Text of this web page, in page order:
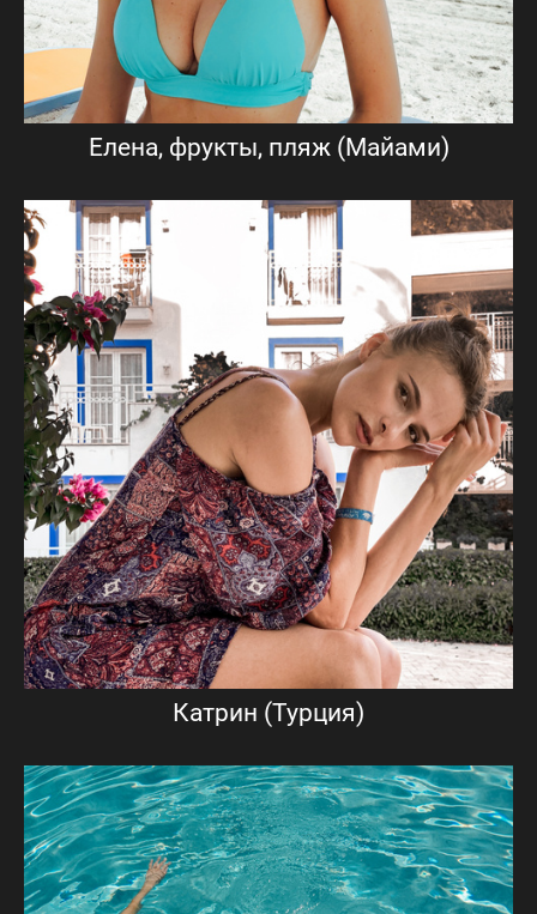
Елена, фрукты, пляж (Майами)
Катрин (Турция)